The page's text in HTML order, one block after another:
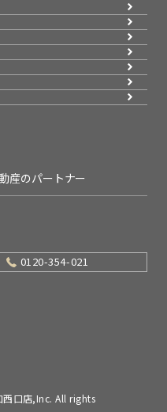
産のパートナー
0120-354-021
口店,Inc. All rights